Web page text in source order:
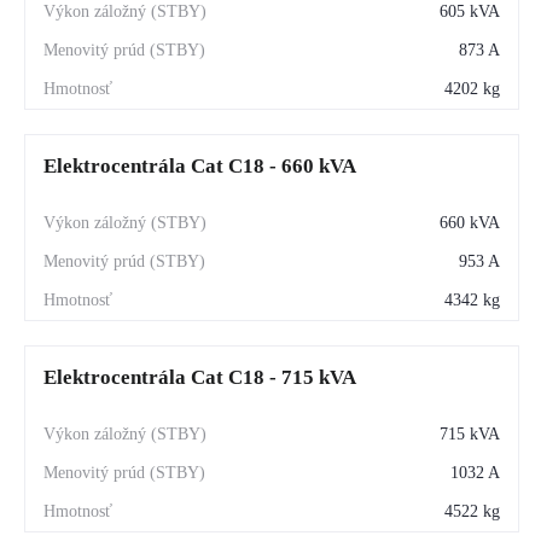
605 kVA
873 A
4202 kg
Elektrocentrála Cat C18 - 660 kVA
660 kVA
953 A
4342 kg
Elektrocentrála Cat C18 - 715 kVA
715 kVA
1032 A
4522 kg